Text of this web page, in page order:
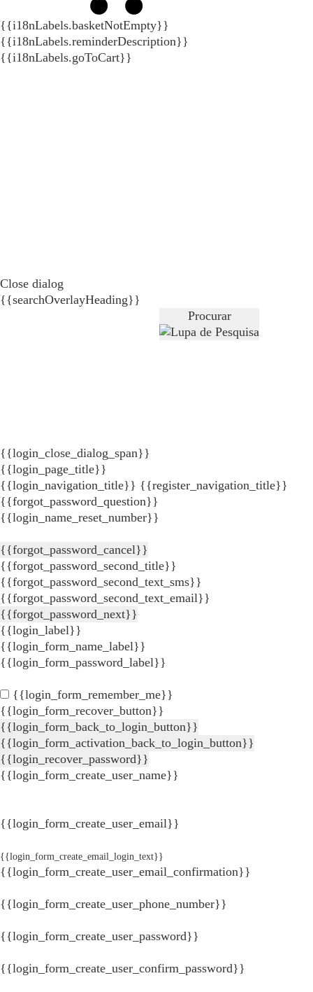
{{i18nLabels.basketNotEmpty}}
{{i18nLabels.reminderDescription}}
{{i18nLabels.goToCart}}
Close dialog
{{searchOverlayHeading}}
Procurar
{{login_close_dialog_span}}
{{login_page_title}}
{{login_navigation_title}} {{register_navigation_title}}
{{forgot_password_question}}
{{login_name_reset_number}}
{{forgot_password_cancel}}
{{forgot_password_second_title}}
{{forgot_password_second_text_sms}}
{{forgot_password_second_text_email}}
{{forgot_password_next}}
{{login_label}}
{{login_form_name_label}}
{{login_form_password_label}}
{{login_form_remember_me}}
{{login_form_recover_button}}
{{login_form_back_to_login_button}}
{{login_form_activation_back_to_login_button}}
{{login_recover_password}}
{{login_form_create_user_name}}
{{login_form_create_user_email}}
{{login_form_create_email_login_text}}
{{login_form_create_user_email_confirmation}}
{{login_form_create_user_phone_number}}
{{login_form_create_user_password}}
{{login_form_create_user_confirm_password}}